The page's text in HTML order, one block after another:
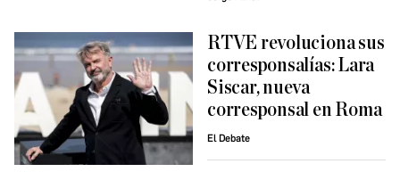
RTVE revoluciona sus
corresponsalías: Lara
Siscar, nueva
corresponsal en Roma
El Debate